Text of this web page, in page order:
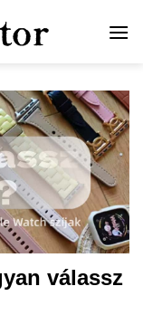
válassz